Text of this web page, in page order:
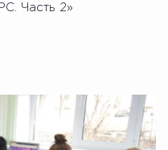
Часть 2»